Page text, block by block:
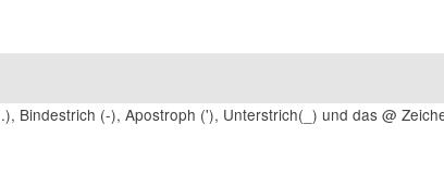
Bindestrich (-), Apostroph ('), Unterstrich(_) und das @